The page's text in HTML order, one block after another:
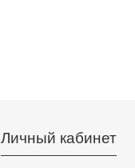
Личный кабинет